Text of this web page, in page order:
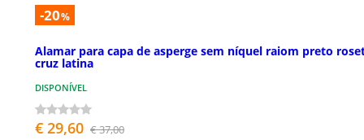
-20%
Alamar para capa de asperge sem níquel raiom preto
cruz latina
DISPONÍVEL
€ 29,60 € 37,00